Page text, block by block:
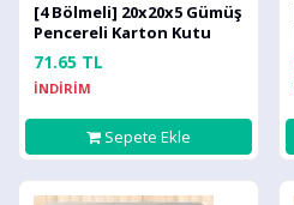
[4 Bölmeli] 20x20x5 Gümüş
Pencereli Karton Kutu
71.65 TL
İNDİRİM
Sepete Ekle